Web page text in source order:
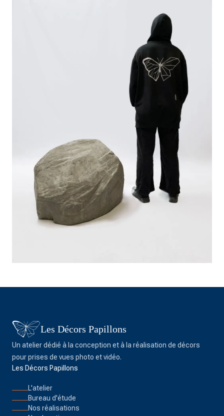
Les Décors Papillons
Un atelier dédié à la conception et à la réalisation de décors
pour prises de vues photo et vidéo.
Les Décors Papillons
L'atelier
Bureau d'étude
Nos réalisations